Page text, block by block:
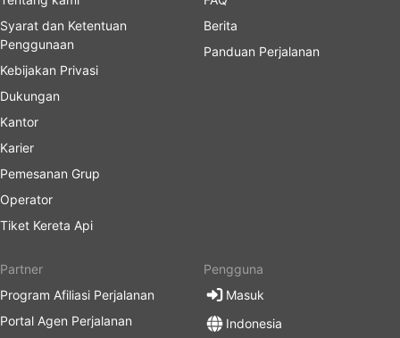
Syarat dan Ketentuan
Penggunaan
Kebijakan Privasi
Dukungan
Kantor
Karier
Pemesanan Grup
Operator
Tiket Kereta Api
Berita
Panduan Perjalanan
Partner
Program Afiliasi Perjalanan
Portal Agen Perjalanan
Pengguna
Masuk
Indonesia